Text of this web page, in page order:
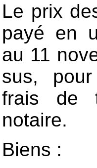
Le prix
payé en
au 11
sus, pour
frais de
notaire.
Biens :